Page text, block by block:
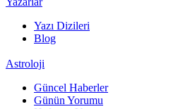
Yazı Dizileri
Blog
Astroloji
Güncel Haberler
Günün Yorumu